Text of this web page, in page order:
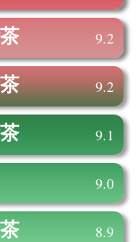
9.2
9.2
9.1
9.0
8.9